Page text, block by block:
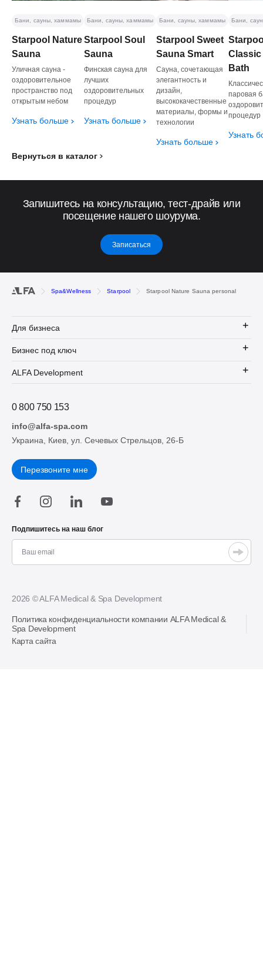
Starpool Nature
Sauna
Уличная сауна -
оздоровительное
пространство под
открытым небом
Узнать больше
Бани, сауны, хаммамы
Starpool Soul
Sauna
Финская сауна для
лучших
оздоровительных
процедур
Узнать больше
Бани, сауны, хаммамы
Starpool Sweet
Sauna Smart
Сауна, сочетающая
элегантность и
дизайн,
высококачественные
материалы, формы и
технологии
Узнать больше
Бани, сауны, хаммамы
Classic
Bath
паровая
процедур
Узнать
Бани,
Вернуться в каталог
Запишитесь на консультацию, тест-драйв или
посещение нашего шоурума.
Записаться
Spa&Wellness Starpool Starpool Nature Sauna personal
Для бизнеса
Бизнес под ключ
ALFA Development
0 800 750 153
info@alfa-spa.com
Украина, Киев, ул. Сечевых Стрельцов, 26-Б
Перезвоните мне
Подпишитесь на наш блог
2026 © ALFA Medical & Spa Development
Политика конфиденциальности компании ALFA Medical &
Spa Development
Карта сайта